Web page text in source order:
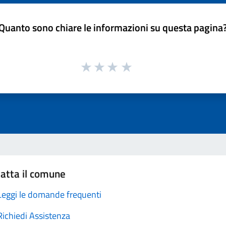
sono chiare le informazioni su questa
il comune
le domande frequenti
Assistenza